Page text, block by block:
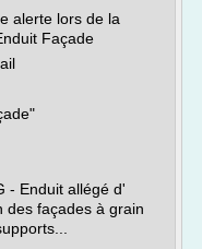
alerte lors de la
Façade
- Enduit allégé d'
des façades à grain